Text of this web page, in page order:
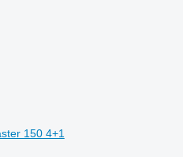
150 4+1